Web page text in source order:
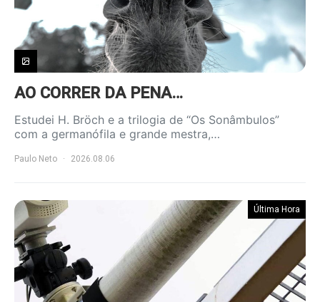
AO CORRER DA PENA…
Estudei H. Bröch e a trilogia de “Os Sonâmbulos”
com a germanófila e grande mestra,…
Paulo Neto 2026.08.06
Última Hora